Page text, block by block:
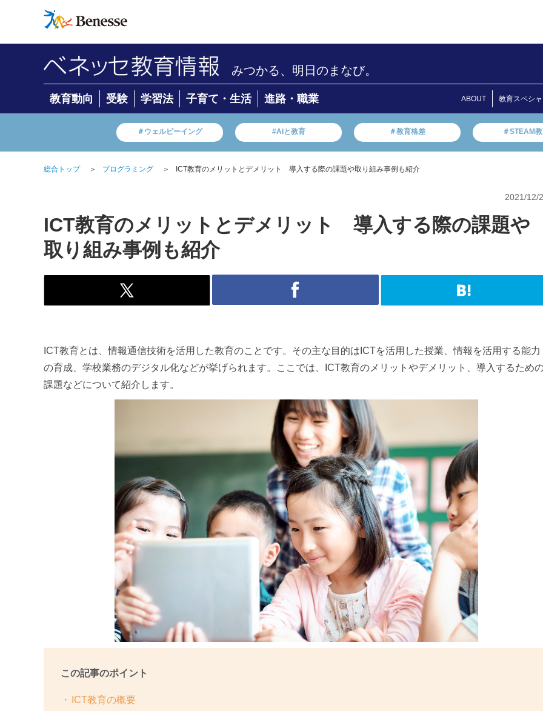
みつかる、明日のまなび。
教育動向 受験 学習法 子育て・生活 進路・職業 ABOUT 教育スペシャ
＃ウェルビーイング #AIと教育 ＃教育格差 ＃STEAM
総合トップ ＞ プログラミング ＞ ICT教育のメリットとデメリット 導入する際の課題や取り組み事例も紹介
2021/12/
ICT教育のメリットとデメリット 導入する際の課題や
取り組み事例も紹介
ICT教育とは、情報通信技術を活用した教育のことです。その主な目的はICTを活用した授業、情報を活用する能力
の育成、学校業務のデジタル化などが挙げられます。ここでは、ICT教育のメリットやデメリット、導入するため
課題などについて紹介します。
この記事のポイント
ICT教育の概要